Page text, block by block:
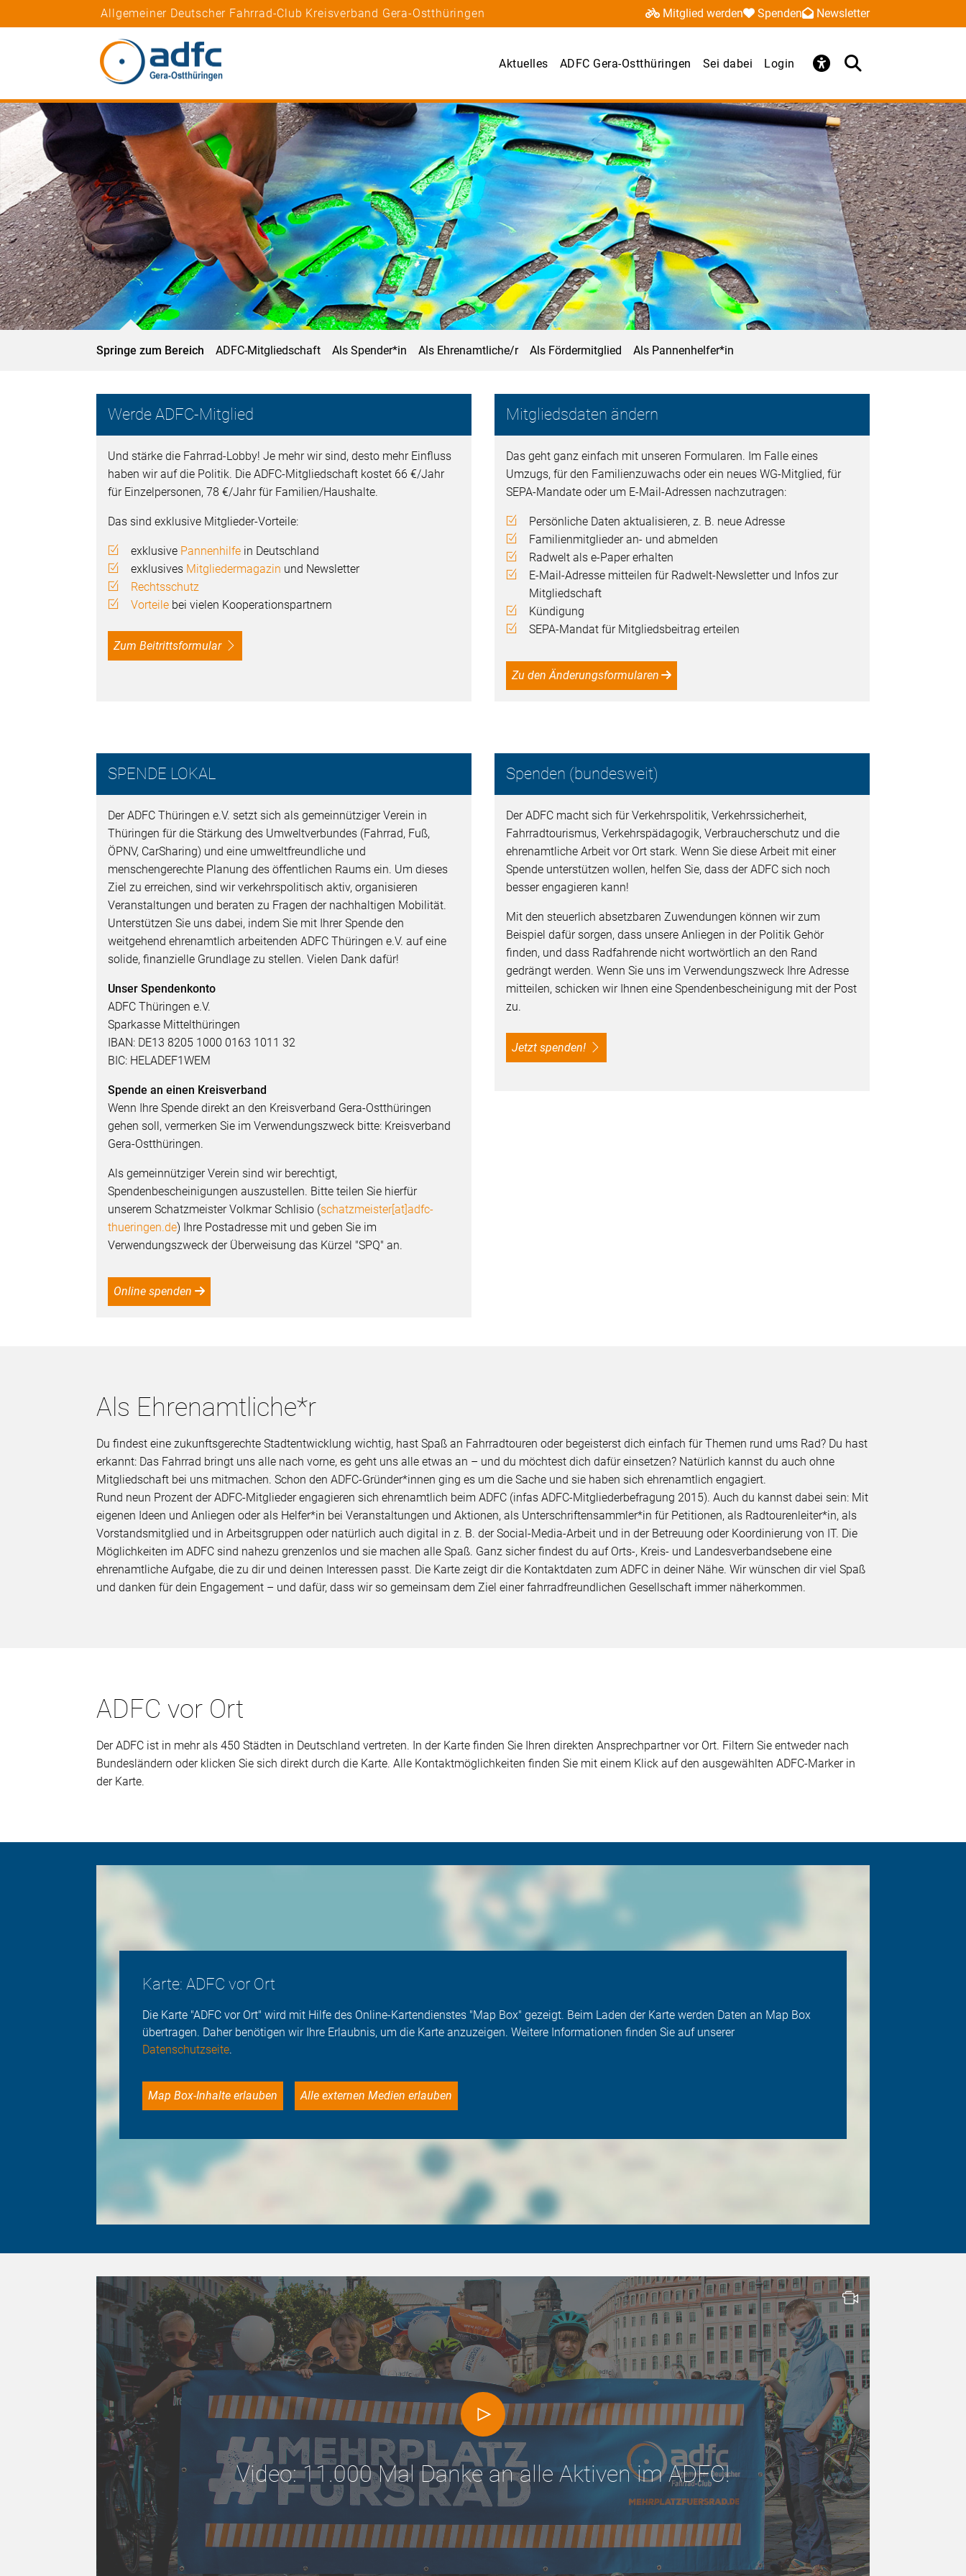
Allgemeiner Deutscher Fahrrad-Club Kreisverband Gera-Ostthüringen Mitglied werden Spenden Newsletter
Aktuelles ADFC Gera-Ostthüringen Sei dabei Login
Springe zum Bereich ADFC-Mitgliedschaft Als Spender*in Als Ehrenamtliche/r Als Fördermitglied Als Pannenhelfer*in
Werde ADFC-Mitglied
Und stärke die Fahrrad-Lobby! Je mehr wir sind, desto mehr Einfluss
haben wir auf die Politik. Die ADFC-Mitgliedschaft kostet 66 €/Jahr
für Einzelpersonen, 78 €/Jahr für Familien/Haushalte.
Das sind exklusive Mitglieder-Vorteile:
exklusive Pannenhilfe in Deutschland
exklusives Mitgliedermagazin und Newsletter
Rechtsschutz
Vorteile bei vielen Kooperationspartnern
Zum Beitrittsformular
Mitgliedsdaten ändern
Das geht ganz einfach mit unseren Formularen. Im Falle eines
Umzugs, für den Familienzuwachs oder ein neues WG-Mitglied, für
SEPA-Mandate oder um E-Mail-Adressen nachzutragen:
Persönliche Daten aktualisieren, z. B. neue Adresse
Familienmitglieder an- und abmelden
Radwelt als e-Paper erhalten
E-Mail-Adresse mitteilen für Radwelt-Newsletter und Infos zur
Mitgliedschaft
Kündigung
SEPA-Mandat für Mitgliedsbeitrag erteilen
Zu den Änderungsformularen
SPENDE LOKAL
Der ADFC Thüringen e.V. setzt sich als gemeinnütziger Verein in
Thüringen für die Stärkung des Umweltverbundes (Fahrrad, Fuß,
ÖPNV, CarSharing) und eine umweltfreundliche und
menschengerechte Planung des öffentlichen Raums ein. Um dieses
Ziel zu erreichen, sind wir verkehrspolitisch aktiv, organisieren
Veranstaltungen und beraten zu Fragen der nachhaltigen Mobilität.
Unterstützen Sie uns dabei, indem Sie mit Ihrer Spende den
weitgehend ehrenamtlich arbeitenden ADFC Thüringen e.V. auf eine
solide, finanzielle Grundlage zu stellen. Vielen Dank dafür!
Unser Spendenkonto
ADFC Thüringen e.V.
Sparkasse Mittelthüringen
IBAN: DE13 8205 1000 0163 1011 32
BIC: HELADEF1WEM
Spende an einen Kreisverband
Wenn Ihre Spende direkt an den Kreisverband Gera-Ostthüringen
gehen soll, vermerken Sie im Verwendungszweck bitte: Kreisverband
Gera-Ostthüringen.
Als gemeinnütziger Verein sind wir berechtigt,
Spendenbescheinigungen auszustellen. Bitte teilen Sie hierfür
unserem Schatzmeister Volkmar Schlisio (schatzmeister[at]adfc-
thueringen.de) Ihre Postadresse mit und geben Sie im
Verwendungszweck der Überweisung das Kürzel "SPQ" an.
Online spenden
Spenden (bundesweit)
Der ADFC macht sich für Verkehrspolitik, Verkehrssicherheit,
Fahrradtourismus, Verkehrspädagogik, Verbraucherschutz und die
ehrenamtliche Arbeit vor Ort stark. Wenn Sie diese Arbeit mit einer
Spende unterstützen wollen, helfen Sie, dass der ADFC sich noch
besser engagieren kann!
Mit den steuerlich absetzbaren Zuwendungen können wir zum
Beispiel dafür sorgen, dass unsere Anliegen in der Politik Gehör
finden, und dass Radfahrende nicht wortwörtlich an den Rand
gedrängt werden. Wenn Sie uns im Verwendungszweck Ihre Adresse
mitteilen, schicken wir Ihnen eine Spendenbescheinigung mit der Post
zu.
Jetzt spenden!
Als Ehrenamtliche*r
Du findest eine zukunftsgerechte Stadtentwicklung wichtig, hast Spaß an Fahrradtouren oder begeisterst dich einfach für Themen rund ums Rad? Du hast
erkannt: Das Fahrrad bringt uns alle nach vorne, es geht uns alle etwas an – und du möchtest dich dafür einsetzen? Natürlich kannst du auch ohne
Mitgliedschaft bei uns mitmachen. Schon den ADFC-Gründer*innen ging es um die Sache und sie haben sich ehrenamtlich engagiert.
Rund neun Prozent der ADFC-Mitglieder engagieren sich ehrenamtlich beim ADFC (infas ADFC-Mitgliederbefragung 2015). Auch du kannst dabei sein: Mit
eigenen Ideen und Anliegen oder als Helfer*in bei Veranstaltungen und Aktionen, als Unterschriftensammler*in für Petitionen, als Radtourenleiter*in, als
Vorstandsmitglied und in Arbeitsgruppen oder natürlich auch digital in z. B. der Social-Media-Arbeit und in der Betreuung oder Koordinierung von IT. Die
Möglichkeiten im ADFC sind nahezu grenzenlos und sie machen alle Spaß. Ganz sicher findest du auf Orts-, Kreis- und Landesverbandsebene eine
ehrenamtliche Aufgabe, die zu dir und deinen Interessen passt. Die Karte zeigt dir die Kontaktdaten zum ADFC in deiner Nähe. Wir wünschen dir viel Spaß
und danken für dein Engagement – und dafür, dass wir so gemeinsam dem Ziel einer fahrradfreundlichen Gesellschaft immer näherkommen.
ADFC vor Ort
Der ADFC ist in mehr als 450 Städten in Deutschland vertreten. In der Karte finden Sie Ihren direkten Ansprechpartner vor Ort. Filtern Sie entweder nach
Bundesländern oder klicken Sie sich direkt durch die Karte. Alle Kontaktmöglichkeiten finden Sie mit einem Klick auf den ausgewählten ADFC-Marker in
der Karte.
Karte: ADFC vor Ort
Die Karte "ADFC vor Ort" wird mit Hilfe des Online-Kartendienstes "Map Box" gezeigt. Beim Laden der Karte werden Daten an Map Box
übertragen. Daher benötigen wir Ihre Erlaubnis, um die Karte anzuzeigen. Weitere Informationen finden Sie auf unserer
Datenschutzseite.
Map Box-Inhalte erlauben Alle externen Medien erlauben
Video: 11.000 Mal Danke an alle Aktiven im ADFC!